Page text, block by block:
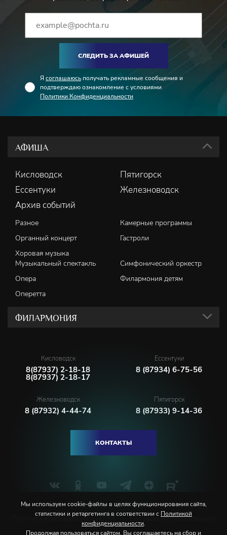
СЛЕДИТЬ ЗА АФИШЕЙ
Я соглашаюсь получать рекламные сообщения и
подтверждаю ознакомление с условиями
Политики Конфиденциальности
АФИША
Кисловодск
Пятигорск
Ессентуки
Железноводск
Архив событий
Разное
Камерные программы
Органный концерт
Гастроли
Хоровая музыка
Музыкальный спектакль
Симфонический оркестр
Опера
Филармония детям
Оперетта
ФИЛАРМОНИЯ
Кисловодск
8(87937) 2-18-18
8(87937) 2-18-17
Ессентуки
8 (87934) 6-75-56
Железноводск
8 (87932) 4-44-74
Пятигорск
8 (87933) 9-14-36
КОНТАКТЫ
Политика конфиденциальности Соглашение пользователя
Мы используем cookie-файлы в целях функционирования сайта,
статистики и ретаргетинга в соответствии с Политикой
конфиденциальности.
Продолжая пользоваться сайтом, Вы соглашаетесь на сбор и